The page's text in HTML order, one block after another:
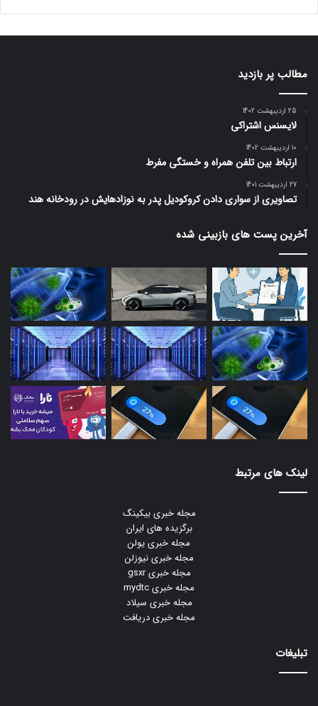
مطالب پر بازدید
25 اردیبهشت 1402
لایسنس اشتراکی
10 اردیبهشت 1402
ارتباط بین تلفن همراه و خستگی مفرط
27 اردیبهشت 1401
تصاویری از سواری دادن کروکودیل پدر به نوزادهایش در رودخانه هند
آخرین پست های بازبینی شده
لینک های مرتبط
مجله خبری بیکینگ
برگزیده های ایران
مجله خبری یولن
مجله خبری نیوزلن
مجله خبری gsxr
مجله خبری mydtc
مجله خبری سیلاد
مجله خبری دریافت
تبلیغات